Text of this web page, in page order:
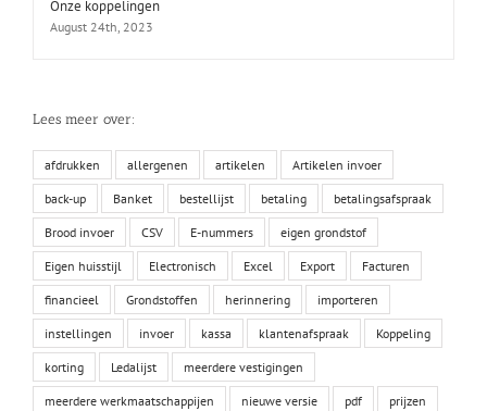
Onze koppelingen
August 24th, 2023
Lees meer over:
afdrukken allergenen artikelen Artikelen invoer
back-up Banket bestellijst betaling betalingsafspraak
Brood invoer CSV E-nummers eigen grondstof
Eigen huisstijl Electronisch Excel Export Facturen
financieel Grondstoffen herinnering importeren
instellingen invoer kassa klantenafspraak Koppeling
korting Ledalijst meerdere vestigingen
meerdere werkmaatschappijen nieuwe versie pdf prijzen